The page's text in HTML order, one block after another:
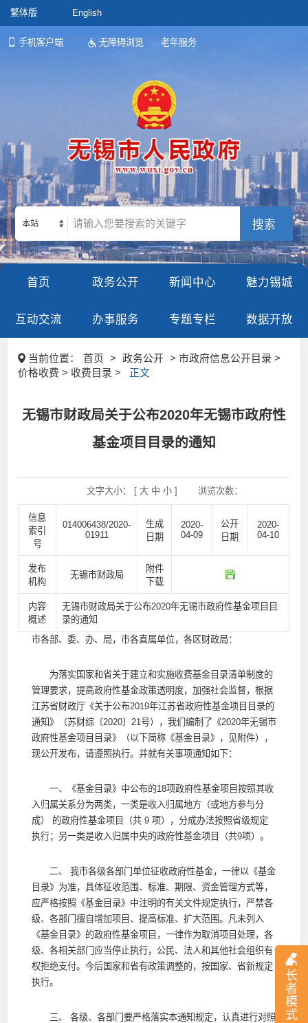
繁体版 English
手机客户端 无障碍浏览 老年服务
长
者
模
式
本站
首页 政务公开 新闻中心 魅力锡城
互动交流 办事服务 专题专栏 数据开放
当前位置： 首页 > 政务公开
> 市政府信息公开目录 >
价格收费 > 收费目录 >
正文
无锡市财政局关于公布2020年无锡市政府性
基金项目目录的通知
文字大小： [ 大 中 小] 浏览次数：
信息
索引
号
014006438/2020-
01911
生成
日期
2020-
04-09
公开
日期
2020-
04-10
发布
机构
无锡市财政局
附件
下载
内容
概述
无锡市财政局关于公布2020年无锡市政府性基金项目目
录的通知
市各部、委、办、局，市各直属单位，各区财政局：
为落实国家和省关于建立和实施收费基金目录清单制度的
管理要求，提高政府性基金政策透明度，加强社会监督，根据
江苏省财政厅《关于公布2019年江苏省政府性基金项目目录的
通知》（苏财综〔2020〕21号），我们编制了《2020年无锡市
政府性基金项目目录》（以下简称《基金目录》，见附件），
现公开发布，请遵照执行。并就有关事项通知如下：
一、《基金目录》中公布的18项政府性基金项目按照其收
入归属关系分为两类，一类是收入归属地方（或地方参与分
成） 的政府性基金项目（共 9 项），分成办法按照省级规定
执行；另一类是收入归属中央的政府性基金项目（共9项）。
二、 我市各级各部门单位征收政府性基金，一律以《基金
目录》为准，具体征收范围、标准、期限、资金管理方式等，
应严格按照《基金目录》中注明的有关文件规定执行，严禁各
级、各部门擅自增加项目、提高标准、扩大范围。凡未列入
《基金目录》的政府性基金项目，一律作为取消项目处理，各
级、各相关部门应当停止执行，公民、法人和其他社会组织有
权拒绝支付。今后国家和省有政策调整的，按国家、省新规定
执行。
三、 各级、各部门要严格落实本通知规定，认真进行对照